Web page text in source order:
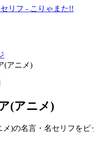
リフ - こりゃまた!!
(アニメ)
(アニメ)
)の名言・名セリフをピ